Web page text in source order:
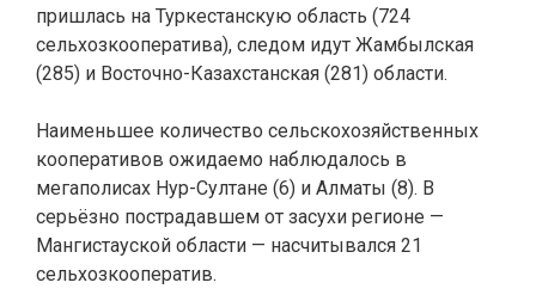
пришлась на Туркестанскую область (724
сельхозкооператива), следом идут Жамбылская
(285) и Восточно-Казахстанская (281) области.
Наименьшее количество сельскохозяйственных
кооперативов ожидаемо наблюдалось в
мегаполисах Нур-Султане (6) и Алматы (8). В
серьёзно пострадавшем от засухи регионе —
Мангистауской области — насчитывался 21
сельхозкооператив.